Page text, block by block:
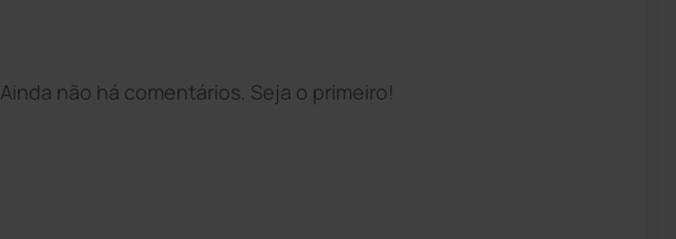
Ainda não há comentários. Seja o primeiro!